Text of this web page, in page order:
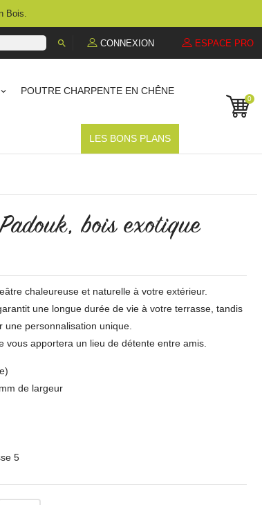
Bois.
 CONNEXION ESPACE PRO
POUTRE CHARPENTE EN CHÊNE
LES BONS PLANS
0
bois exotique
chaleureuse et naturelle à votre extérieur.
une longue durée de vie à votre terrasse, tandis
personnalisation unique.
apportera un lieu de détente entre amis.
de largeur
5